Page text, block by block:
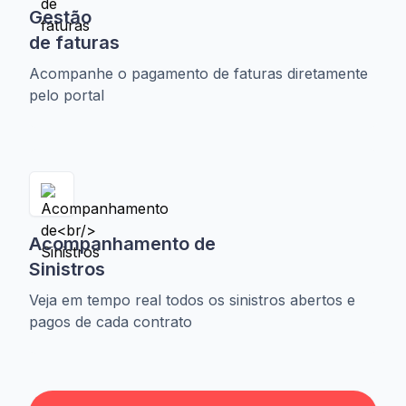
Gestão
de faturas
Acompanhe o pagamento de faturas diretamente
pelo portal
Acompanhamento de
Sinistros
Veja em tempo real todos os sinistros abertos e
pagos de cada contrato